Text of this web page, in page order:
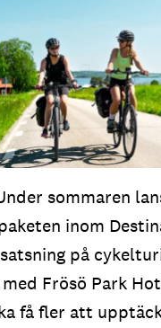
sommaren
inom
på
Frösö Park
få fler att